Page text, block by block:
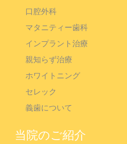
口腔外科
マタニティー歯科
インプラント治療
親知らず治療
ホワイトニング
セレック
義歯について
当院のご紹介